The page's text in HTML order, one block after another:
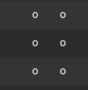
0 0
0 0
0 0